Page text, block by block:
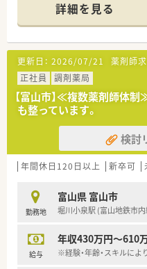
＜働き方について＞
■自宅から通勤するコー
国転勤コースが選べます
■1か月単位の変形労働
■月平均の残業時間は
支給
■4週8休＋祝日のお休み
日は124日！
※そのほか、産休育休、
休暇など休暇制度も充
※男性の育休取得実績
＜福利厚生制度＞
給がございます！
■各種保険完備、OTC割
厚生制度など沢山の福利
＜教育研修制度＞未経験
詳細を見る
更新日： 2026/07/21 薬剤師求
正社員
調剤薬局
【富山市】≪複数薬剤師体
も整っています。
検討
年間休日120日以上 新卒可
勤務地
富山県 富山市
堀川小泉駅 (富山地鉄市
給与
年収430万円～610
※経験・年齢・スキルによ